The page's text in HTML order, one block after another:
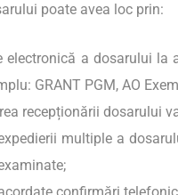
poate avea loc prin:
electronică a dosarului la
GRANT PGM, AO
recepționării dosarului
multiple a